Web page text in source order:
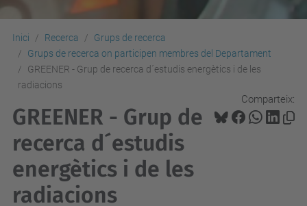
Inici Recerca
Grups de recerca
Grups de recerca on participen membres del Departament
GREENER - Grup de recerca d´estudis energètics i de les
radiacions
Comparteix:
GREENER - Grup de
recerca d´estudis
energètics i de les
radiacions